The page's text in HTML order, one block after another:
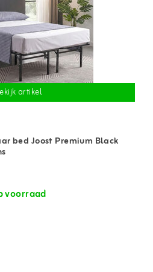
artikel
bed Joost Premium Black
voorraad